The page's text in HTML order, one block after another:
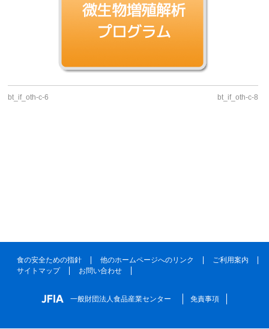
bt_if_oth-c-6 bt_if_oth-c-8
食の安全ための指針 他のホームページへのリンク
ご利用案内
サイトマップ
お問い合わせ
一般財団法人食品産業センター 免責事項